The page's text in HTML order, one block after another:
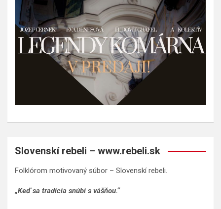
Slovenskí rebeli – www.rebeli.sk
Folklórom motivovaný súbor – Slovenskí rebeli.
„Keď sa tradícia snúbi s vášňou.“